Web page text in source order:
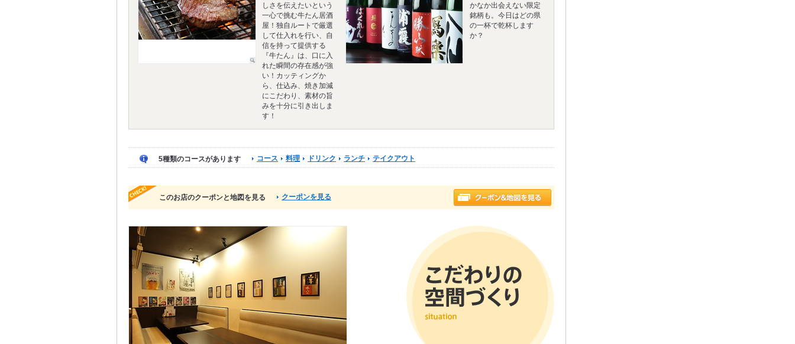
しさを伝えたいという
一心で挑む牛たん居酒
屋！独自ルートで厳選
して仕入れを行い、自
信を持って提供する
『牛たん』は、口に入
れた瞬間の存在感が強
い！カッティングか
ら、仕込み、焼き加減
にこだわり、素材の旨
みを十分に引き出しま
す！
かなか出会えない限定
銘柄も。今日はどの県
の一杯で乾杯します
か？
5種類のコースがあります コース 料理 ドリンク ランチ テイクアウト
このお店のクーポンと地図を見る クーポンを見る